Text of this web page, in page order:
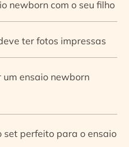
newborn com o seu filho
ter fotos impressas
ensaio newborn
perfeito para o ensaio